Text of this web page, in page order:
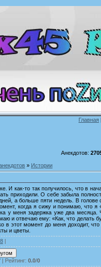
Главная
Анекдотов:
» Истории
И как-то так получилось, что в
приходили. О себе забыла
а больше пяти недель. В голове
когда я сижу и понимаю, что я
у меня задержка уже два месяца.
и отвечаю ему: «Как, что делать
в этот момент до меня доходит,
и цветы.
|
| Рейтинг: 0.0/0